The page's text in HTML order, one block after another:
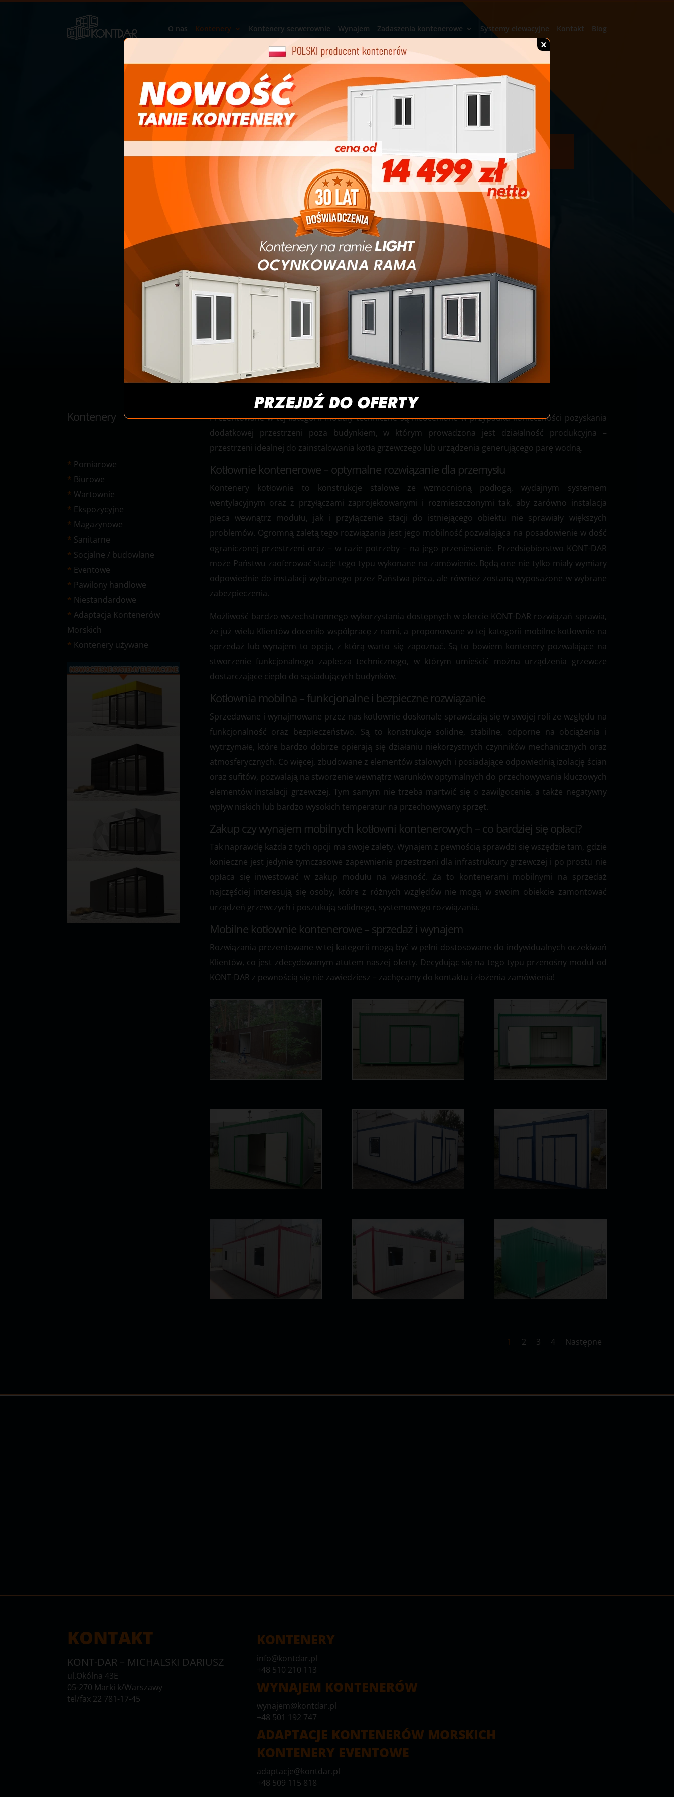
O nas Kontenery Kontenery serwerownie Wynajem Zadaszenia kontenerowe Systemy elewacyjne Kontakt Blog
Kontenery kotłownie
Kontenery
Pomiarowe
Biurowe
Wartownie
Ekspozycyjne
Magazynowe
Sanitarne
Socjalne / budowlane
Eventowe
Pawilony handlowe
Niestandardowe
Adaptacja Kontenerów
Morskich
Kontenery używane
Prezentowane w tej kategorii moduły techniczne są nieocenione w przypadku konieczności pozyskania
dodatkowej przestrzeni poza budynkiem, w którym prowadzona jest działalność produkcyjna –
przestrzeni idealnej do zainstalowania kotła grzewczego lub urządzenia generującego parę wodną.
Kotłownie kontenerowe – optymalne rozwiązanie dla przemysłu
Kontenery kotłownie to konstrukcje stalowe ze wzmocnioną podłogą, wydajnym systemem
wentylacyjnym oraz z przyłączami zaprojektowanymi i rozmieszczonymi tak, aby zarówno instalacja
pieca wewnątrz modułu, jak i przyłączenie stacji do istniejącego obiektu nie sprawiały większych
problemów. Ogromną zaletą tego rozwiązania jest jego mobilność pozwalająca na posadowienie w dość
ograniczonej przestrzeni oraz – w razie potrzeby – na jego przeniesienie. Przedsiębiorstwo KONT-DAR
może Państwu zaoferować stacje tego typu wykonane na zamówienie. Będą one nie tylko miały wymiary
odpowiednie do instalacji wybranego przez Państwa pieca, ale również zostaną wyposażone w wybrane
zabezpieczenia.
Możliwość bardzo wszechstronnego wykorzystania dostępnych w ofercie KONT-DAR rozwiązań sprawia,
że już wielu Klientów doceniło współpracę z nami, a proponowane w tej kategorii mobilne kotłownie na
sprzedaż lub wynajem to opcja, z którą warto się zapoznać. Są to bowiem kontenery pozwalające na
stworzenie funkcjonalnego zaplecza technicznego, w którym umieścić można urządzenia grzewcze
dostarczające ciepło do sąsiadujących budynków.
Kotłownia mobilna – funkcjonalne i bezpieczne rozwiązanie
Sprzedawane i wynajmowane przez nas kotłownie doskonale sprawdzają się w swojej roli ze względu na
funkcjonalność oraz bezpieczeństwo. Są to konstrukcje solidne, stabilne, odporne na obciążenia i
wytrzymałe, które bardzo dobrze opierają się działaniu niekorzystnych czynników mechanicznych oraz
atmosferycznych. Co więcej, zbudowane z elementów stalowych i posiadające odpowiednią izolację ścian
oraz sufitów, pozwalają na stworzenie wewnątrz warunków optymalnych do przechowywania kluczowych
elementów instalacji grzewczej. Tym samym nie trzeba martwić się o zawilgocenie, a także negatywny
wpływ niskich lub bardzo wysokich temperatur na przechowywany sprzęt.
Zakup czy wynajem mobilnych kotłowni kontenerowych – co bardziej się opłaci?
Tak naprawdę każda z tych opcji ma swoje zalety. Wynajem z pewnością sprawdzi się wszędzie tam, gdzie
konieczne jest jedynie tymczasowe zapewnienie przestrzeni dla infrastruktury grzewczej i po prostu nie
opłaca się inwestować w zakup modułu na własność. Za to kontenerami mobilnymi na sprzedaż
najczęściej interesują się osoby, które z różnych względów nie mogą w swoim obiekcie zamontować
urządzeń grzewczych i poszukują solidnego, systemowego rozwiązania.
Mobilne kotłownie kontenerowe – sprzedaż i wynajem
Rozwiązania prezentowane w tej kategorii mogą być w pełni dostosowane do indywidualnych oczekiwań
Klientów, co jest zdecydowanym atutem naszej oferty. Decydując się na tego typu przenośny moduł od
KONT-DAR z pewnością się nie zawiedziesz – zachęcamy do kontaktu i złożenia zamówienia!
1 2 3 4 Następne
KONTAKT
KONT-DAR – MICHALSKI DARIUSZ
ul.Okólna 43E
05-270 Marki k/Warszawy
tel/fax 22 781-17-45
KONTENERY
info@kontdar.pl
+48 510 210 113
WYNAJEM KONTENERÓW
wynajem@kontdar.pl
+48 501 192 747
ADAPTACJE KONTENERÓW MORSKICH
KONTENERY EVENTOWE
adaptacje@kontdar.pl
+48 509 115 818